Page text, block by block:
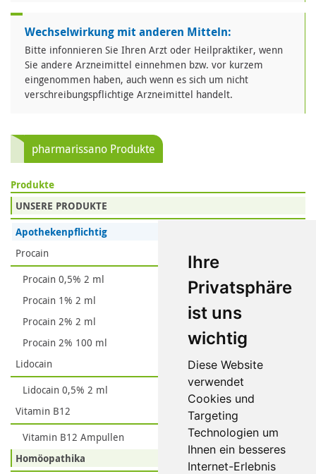
Ihre
Privatsphäre
ist uns
wichtig
Diese Website
verwendet
Cookies und
Targeting
Technologien um
Ihnen ein besseres
Internet-Erlebnis
Wechselwirkung mit anderen Mitteln:
Bitte infonnieren Sie Ihren Arzt oder Heilpraktiker, wenn
Sie andere Arzneimittel einnehmen bzw. vor kurzem
eingenommen haben, auch wenn es sich um nicht
verschreibungspflichtige Arzneimittel handelt.
pharmarissano Produkte
Produkte
UNSERE PRODUKTE
Apothekenpflichtig
Procain
Procain 0,5% 2 ml
Procain 1% 2 ml
Procain 2% 2 ml
Procain 2% 100 ml
Lidocain
Lidocain 0,5% 2 ml
Vitamin B12
Vitamin B12 Ampullen
Homöopathika